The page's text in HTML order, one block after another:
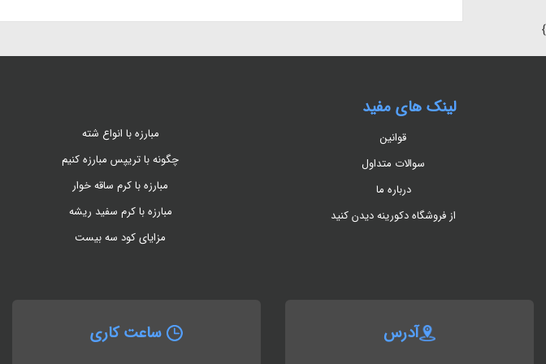
}
لینک های مفید
قوانین
سوالات متداول
درباره ما
از فروشگاه دکورینه دیدن کنید
مبارزه با انواع شته
چگونه با تریپس مبارزه کنیم
مبارزه با کرم ساقه خوار
مبارزه با کرم سفید ریشه
مزایای کود سه بیست
آدرس ساعت کاری